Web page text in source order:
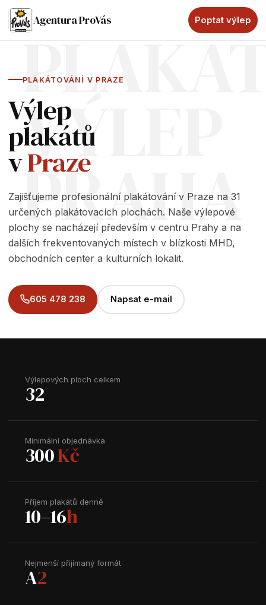
Agentura ProVás Poptat výlep
VÝLEP
PRAHA
PLAKÁTOVÁNÍ V PRAZE
Výlep
plakátů
vPraze
Zajišťujeme profesionální plakátování v Praze na 31
určených plakátovacích plochách. Naše výlepové
plochy se nacházejí především v centru Prahy a na
dalších frekventovaných místech v blízkosti MHD,
obchodních center a kulturních lokalit.
605 478 238 Napsat e-mail
Výlepových ploch celkem
32
Minimální objednávka
300Kč
Příjem plakátů denně
10–16h
Nejmenší přijímaný formát
A2